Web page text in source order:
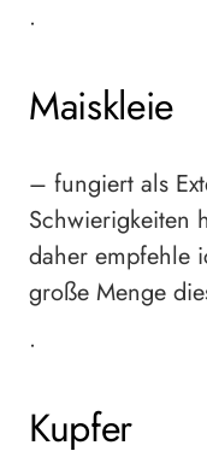
•
Maiskleie
– fungiert als
Schwierigkeiten
daher empfehle
große Menge
•
Kupfer